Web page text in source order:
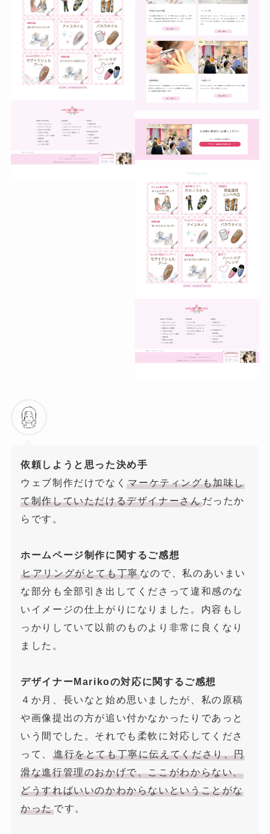
依頼しようと思った決め手
ウェブ制作だけでなくマーケティングも加味し
て制作していただけるデザイナーさんだったか
らです。
ホームページ制作に関するご感想
ヒアリングがとても丁寧なので、私のあいまい
な部分も全部引き出してくださって違和感のな
いイメージの仕上がりになりました。内容もし
っかりしていて以前のものより非常に良くなり
ました。
デザイナーMarikoの対応に関するご感想
４か月、長いなと始め思いましたが、私の原稿
や画像提出の方が追い付かなかったりであっと
いう間でした。それでも柔軟に対応してくださ
って、
進行をとても丁寧に伝えてくださり、円
滑な進行管理のおかげで、ここがわからない、
どうすればいいのかわからないということがな
かったです。